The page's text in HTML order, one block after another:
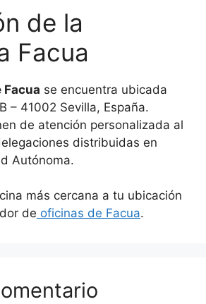
de la
Facua
se encuentra ubicada
– 41002 Sevilla, España.
de atención personalizada al
distribuidas en
Autónoma.
más cercana a tu ubicación
de oficinas de Facua.